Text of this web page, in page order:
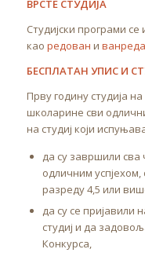
ВРСТЕ СТУДИЈА
Студијски програми се
као редован и
БЕСПЛАТАН УПИС И
Прву годину студија
школарине сви
на студиј који
да су завршили
одличним успјехом,
разреду 4,5 или
да су се пријавили
студиј и да
Конкурса,